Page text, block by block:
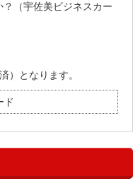
（宇佐美ビジネスカー
）となります。
ド